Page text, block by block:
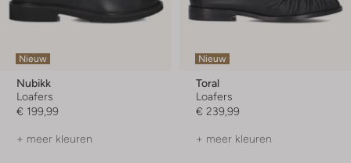
Nieuw
Nubikk
Loafers
€ 199,99
+ meer kleuren
Nieuw
Toral
Loafers
€ 239,99
+ meer kleuren